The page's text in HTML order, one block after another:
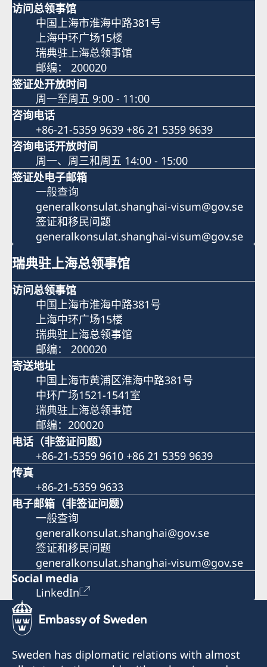
访问总领事馆
中国上海市淮海中路381号
上海中环广场15楼
瑞典驻上海总领事馆
邮编： 200020
签证处开放时间
周一至周五 9:00 - 11:00
咨询电话
+86-21-5359 9639 +86 21 5359 9639
咨询电话开放时间
周一、周三和周五 14:00 - 15:00
签证处电子邮箱
一般查询
generalkonsulat.shanghai-visum@gov.se
签证和移民问题
generalkonsulat.shanghai-visum@gov.se
瑞典驻上海总领事馆
访问总领事馆
中国上海市淮海中路381号
上海中环广场15楼
瑞典驻上海总领事馆
邮编： 200020
寄送地址
中国上海市黄浦区淮海中路381号
中环广场1521-1541室
瑞典驻上海总领事馆
邮编：200020
电话（非签证问题）
+86-21-5359 9610 +86 21 5359 9639
传真
+86-21-5359 9633
电子邮箱（非签证问题）
一般查询
generalkonsulat.shanghai@gov.se
签证和移民问题
generalkonsulat.shanghai-visum@gov.se
Social media
LinkedIn
Sweden has diplomatic relations with almost